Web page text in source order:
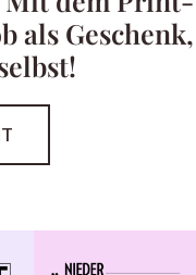
als Geschenk,